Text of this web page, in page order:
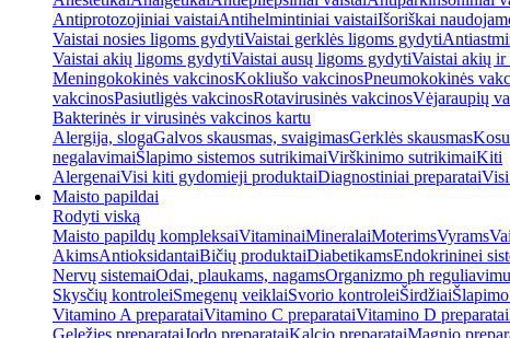
Antiprotozojiniai vaistaiAntihelmintiniai vaistaiIšoriškai
Vaistai nosies ligoms gydytiVaistai gerklės ligoms gydyti
Vaistai akių ligoms gydytiVaistai ausų ligoms gydytiVaistai akių
Meningokokinės vakcinosKokliušo vakcinosPneumokokinės
vakcinosPasiutligės vakcinosRotavirusinės vakcinosVėjaraupių
Bakterinės ir virusinės vakcinos kartu
Alergija, slogaGalvos skausmas, svaigimasGerklės skausmas
negalavimaiŠlapimo sistemos sutrikimaiVirškinimo sutrikimaiKiti
AlergenaiVisi kiti gydomieji produktaiDiagnostiniai preparatai
Maisto papildai
Rodyti viską
Maisto papildų kompleksaiVitaminaiMineralaiMoterimsVyrams
AkimsAntioksidantaiBičių produktaiDiabetikamsEndokrininei
Nervų sistemaiOdai, plaukams, nagamsOrganizmo ph
Skysčių kontroleiSmegenų veiklaiSvorio kontroleiŠirdžiai
Vitamino A preparataiVitamino C preparataiVitamino D preparatai
Geležies preparataiJodo preparataiKalcio preparataiMagnio